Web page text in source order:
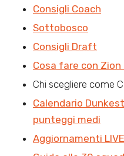
Consigli Coach
Sottobosco
Consigli Draft
Cosa fare con
Chi scegliere come
Calendario
punteggi medi
Aggiornamenti